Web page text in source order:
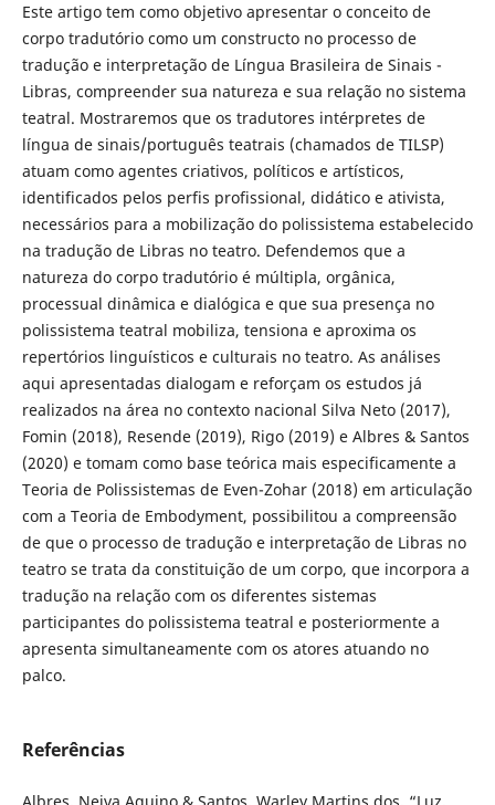
Este artigo tem como objetivo apresentar o conceito de
corpo tradutório como um constructo no processo de
tradução e interpretação de Língua Brasileira de Sinais -
Libras, compreender sua natureza e sua relação no sistema
teatral. Mostraremos que os tradutores intérpretes de
língua de sinais/português teatrais (chamados de TILSP)
atuam como agentes criativos, políticos e artísticos,
identificados pelos perfis profissional, didático e ativista,
necessários para a mobilização do polissistema estabelecido
na tradução de Libras no teatro. Defendemos que a
natureza do corpo tradutório é múltipla, orgânica,
processual dinâmica e dialógica e que sua presença no
polissistema teatral mobiliza, tensiona e aproxima os
repertórios linguísticos e culturais no teatro. As análises
aqui apresentadas dialogam e reforçam os estudos já
realizados na área no contexto nacional Silva Neto (2017),
Fomin (2018), Resende (2019), Rigo (2019) e Albres & Santos
(2020) e tomam como base teórica mais especificamente a
Teoria de Polissistemas de Even-Zohar (2018) em articulação
com a Teoria de Embodyment, possibilitou a compreensão
de que o processo de tradução e interpretação de Libras no
teatro se trata da constituição de um corpo, que incorpora a
tradução na relação com os diferentes sistemas
participantes do polissistema teatral e posteriormente a
apresenta simultaneamente com os atores atuando no
palco.
Referências